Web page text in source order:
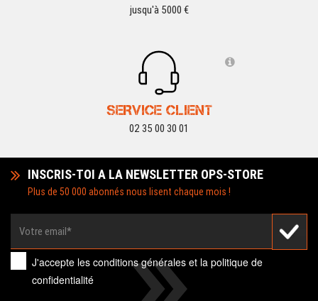
jusqu'à 5000 €
SERVICE CLIENT
02 35 00 30 01
INSCRIS-TOI A LA NEWSLETTER OPS-STORE
Plus de 50 000 abonnés nous lisent chaque mois !
J'accepte lesconditions générales et lapolitique de
confidentialité